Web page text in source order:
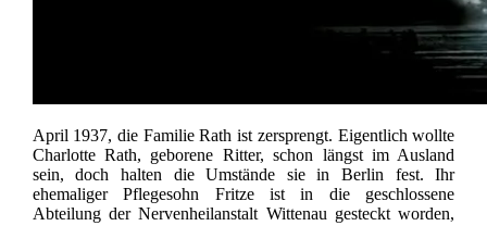
April 1937, die Familie Rath ist zersprengt. Eigentlich wollte
Charlotte Rath, geborene Ritter, schon längst im Ausland
sein, doch halten die Umstände sie in Berlin fest. Ihr
ehemaliger Pflegesohn Fritze ist in die geschlossene
Abteilung der Nervenheilanstalt Wittenau gesteckt worden,